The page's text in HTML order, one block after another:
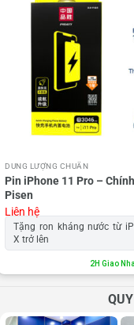
DUNG LƯỢNG CHUẨN
Pin iPhone 11 Pro –
Pisen
Liên hệ
Tặng ron kháng nước từ
X trở lên
2H Giao